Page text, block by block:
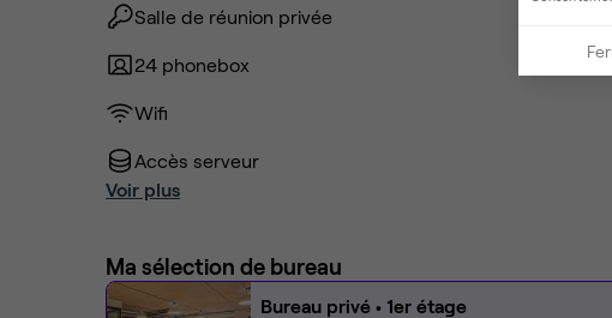
Salle de réunion privée
24 phonebox
Wifi
Accès serveur
Voir plus
Ma sélection de bureau
Bureau privé • 1er étage